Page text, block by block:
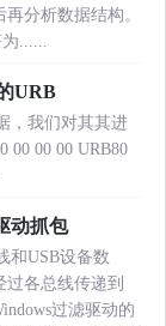
分析数据结构。
......
URB
，我们对其其进
00 00 00 URB80
动抓包
和USB设备数
各总线传递到
过滤驱动的